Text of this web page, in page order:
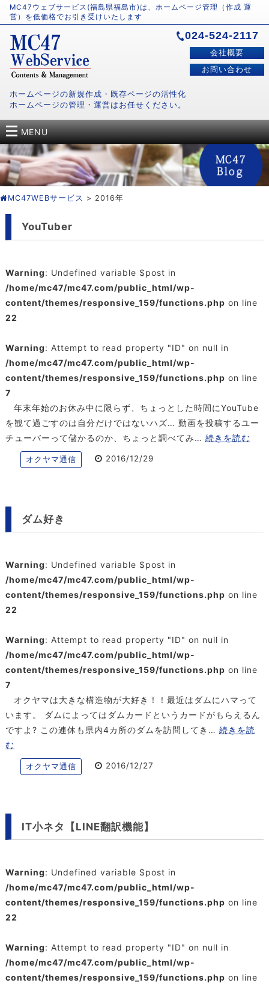
MC47ウェブサービス(福島県福島市)は、ホームページ管理（作成 運
営）を低価格でお引き受けいたします
ホームページの新規作成・既存ページの活性化
ホームページの管理・運営はお任せください。
024-524-2117
会社概要
お問い合わせ
MENU
MC47WEBサービス > 2016年
YouTuber
Warning: Undefined variable $post in
/home/mc47/mc47.com/public_html/wp-
content/themes/responsive_159/functions.php on line
22
Warning: Attempt to read property "ID" on null in
/home/mc47/mc47.com/public_html/wp-
content/themes/responsive_159/functions.php on line
7
年末年始のお休み中に限らず、ちょっとした時間にYouTube
を観て過ごすのは自分だけではないハズ… 動画を投稿するユー
チューバーって儲かるのか、ちょっと調べてみ… 続きを読む
オクヤマ通信 2016/12/29
ダム好き
Warning: Undefined variable $post in
/home/mc47/mc47.com/public_html/wp-
content/themes/responsive_159/functions.php on line
22
Warning: Attempt to read property "ID" on null in
/home/mc47/mc47.com/public_html/wp-
content/themes/responsive_159/functions.php on line
7
オクヤマは大きな構造物が大好き！！最近はダムにハマって
います。 ダムによってはダムカードというカードがもらえるん
ですよ? この連休も県内4カ所のダムを訪問してき… 続きを読
む
オクヤマ通信 2016/12/27
IT小ネタ【LINE翻訳機能】
Warning: Undefined variable $post in
/home/mc47/mc47.com/public_html/wp-
content/themes/responsive_159/functions.php on line
22
Warning: Attempt to read property "ID" on null in
/home/mc47/mc47.com/public_html/wp-
content/themes/responsive_159/functions.php on line